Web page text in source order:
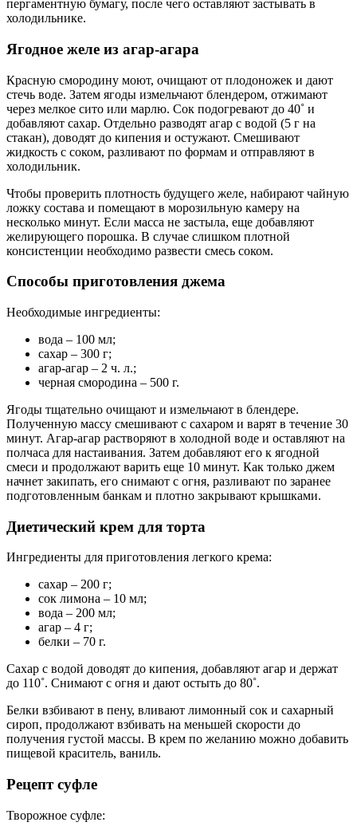
пергаментную бумагу, после чего оставляют застывать в
холодильнике.
Ягодное желе из агар-агара
Красную смородину моют, очищают от плодоножек и дают
стечь воде. Затем ягоды измельчают блендером, отжимают
через мелкое сито или марлю. Сок подогревают до 40˚ и
добавляют сахар. Отдельно разводят агар с водой (5 г на
стакан), доводят до кипения и остужают. Смешивают
жидкость с соком, разливают по формам и отправляют в
холодильник.
Чтобы проверить плотность будущего желе, набирают чайную
ложку состава и помещают в морозильную камеру на
несколько минут. Если масса не застыла, еще добавляют
желирующего порошка. В случае слишком плотной
консистенции необходимо развести смесь соком.
Способы приготовления джема
Необходимые ингредиенты:
вода – 100 мл;
сахар – 300 г;
агар-агар – 2 ч. л.;
черная смородина – 500 г.
Ягоды тщательно очищают и измельчают в блендере.
Полученную массу смешивают с сахаром и варят в течение 30
минут. Агар-агар растворяют в холодной воде и оставляют на
полчаса для настаивания. Затем добавляют его к ягодной
смеси и продолжают варить еще 10 минут. Как только джем
начнет закипать, его снимают с огня, разливают по заранее
подготовленным банкам и плотно закрывают крышками.
Диетический крем для торта
Ингредиенты для приготовления легкого крема:
сахар – 200 г;
сок лимона – 10 мл;
вода – 200 мл;
агар – 4 г;
белки – 70 г.
Сахар с водой доводят до кипения, добавляют агар и держат
до 110˚. Снимают с огня и дают остыть до 80˚.
Белки взбивают в пену, вливают лимонный сок и сахарный
сироп, продолжают взбивать на меньшей скорости до
получения густой массы. В крем по желанию можно добавить
пищевой краситель, ваниль.
Рецепт суфле
Творожное суфле: